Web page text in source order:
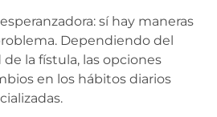
sí hay maneras
Dependiendo del
la fístula, las opciones
en los hábitos diarios